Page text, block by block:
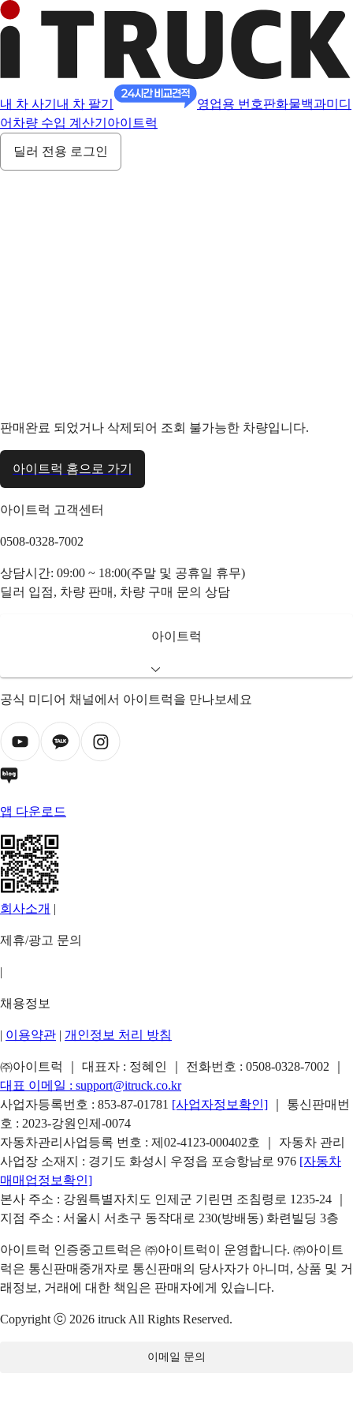
내 차 사기 내 차 팔기 영업용 번호판화물백과미디
어 차량 수입 계산기 아이트럭
딜러 전용 로그인
판매완료 되었거나 삭제되어 조회 불가능한 차량입니다.
아이트럭 홈으로 가기
아이트럭 고객센터
0508-0328-7002
상담시간: 09:00 ~ 18:00(주말 및 공휴일 휴무)
딜러 입점, 차량 판매, 차량 구매 문의 상담
아이트럭
공식 미디어 채널에서 아이트럭을 만나보세요
앱 다운로드
회사소개 |
제휴/광고 문의
|
채용정보
| 이용약관 | 개인정보 처리 방침
㈜아이트럭 ｜ 대표자 : 정혜인 ｜ 전화번호 : 0508-0328-7002
대표 이메일 : support@itruck.co.kr
사업자등록번호 : 853-87-01781 [사업자정보확인]
｜ 통신판매번
호 : 2023-강원인제-0074
자동차관리사업등록 번호 : 제02-4123-000402호 ｜ 자동차 관리
사업장 소재지 : 경기도 화성시 우정읍 포승항남로 976 [자동차
매매업정보확인]
본사 주소 : 강원특별자치도 인제군 기린면 조침령로 1235-24 ｜
지점 주소 : 서울시 서초구 동작대로 230(방배동) 화련빌딩 3층
아이트럭 인증중고트럭은 ㈜아이트럭이 운영합니다. ㈜아이트
럭은 통신판매중개자로 통신판매의 당사자가 아니며, 상품 및 거
래정보, 거래에 대한 책임은 판매자에게 있습니다.
Copyright ⓒ 2026 itruck All Rights Reserved.
이메일 문의